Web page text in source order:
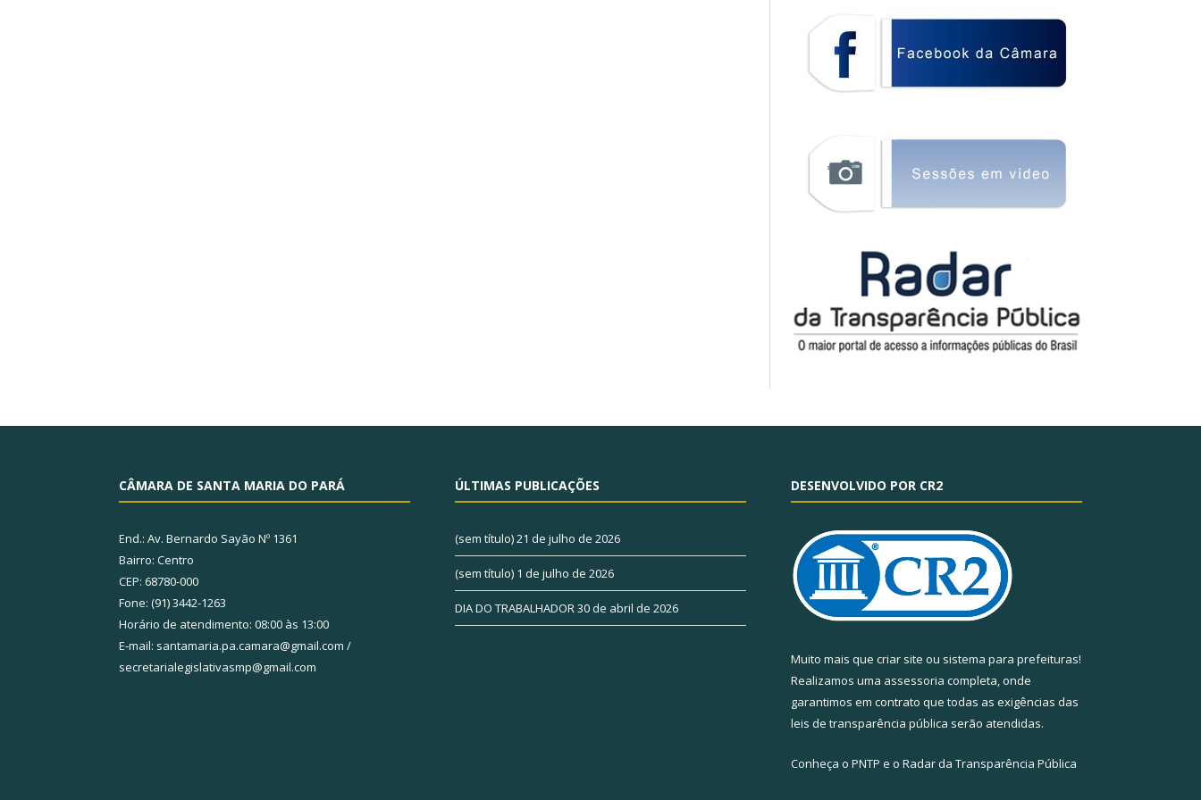
CÂMARA DE SANTA MARIA DO PARÁ
End.: Av. Bernardo Sayão Nº 1361
Bairro: Centro
CEP: 68780-000
Fone: (91) 3442-1263
Horário de atendimento: 08:00 às 13:00
E-mail: santamaria.pa.camara@gmail.com /
secretarialegislativasmp@gmail.com
ÚLTIMAS PUBLICAÇÕES
(sem título)21 de julho de 2026
(sem título) 1 de julho de 2026
DIA DO TRABALHADOR30 de abril de 2026
DESENVOLVIDO POR CR2
Muito mais que criar site ou sistema para prefeituras!
Realizamos uma assessoria completa, onde
garantimos em contrato que todas as exigências das
leis de transparência pública serão atendidas.
Conheça o PNTP e o Radar da Transparência Pública